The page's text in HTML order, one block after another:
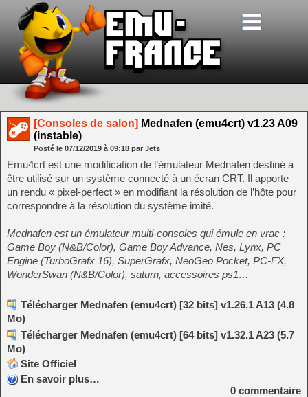
[Consoles de salon] Mednafen (emu4crt) v1.23 A09
(instable)
Posté le 07/12/2019 à 09:18 par Jets
Emu4crt est une modification de l’émulateur Mednafen destiné à
être utilisé sur un système connecté à un écran CRT. Il apporte
un rendu « pixel-perfect » en modifiant la résolution de l’hôte pour
correspondre à la résolution du système imité.
Mednafen est un émulateur multi-consoles qui émule en vrac :
Game Boy (N&B/Color), Game Boy Advance, Nes, Lynx, PC
Engine (TurboGrafx 16), SuperGrafx, NeoGeo Pocket, PC-FX,
WonderSwan (N&B/Color), saturn, accessoires ps1…
Télécharger Mednafen (emu4crt) [32 bits] v1.26.1 A13 (4.8
Mo)
Télécharger Mednafen (emu4crt) [64 bits] v1.32.1 A23 (5.7
Mo)
Site Officiel
En savoir plus…
0 commentaire